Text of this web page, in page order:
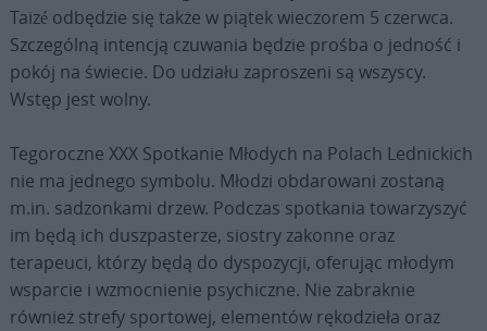
Taizé odbędzie się także w piątek wieczorem 5 czerwca.
Szczególną intencją czuwania będzie prośba o jedność i
pokój na świecie. Do udziału zaproszeni są wszyscy.
Wstęp jest wolny.
Tegoroczne XXX Spotkanie Młodych na Polach Lednickich
nie ma jednego symbolu. Młodzi obdarowani zostaną
m.in. sadzonkami drzew. Podczas spotkania towarzyszyć
im będą ich duszpasterze, siostry zakonne oraz
terapeuci, którzy będą do dyspozycji, oferując młodym
wsparcie i wzmocnienie psychiczne. Nie zabraknie
również strefy sportowej, elementów rękodzieła oraz